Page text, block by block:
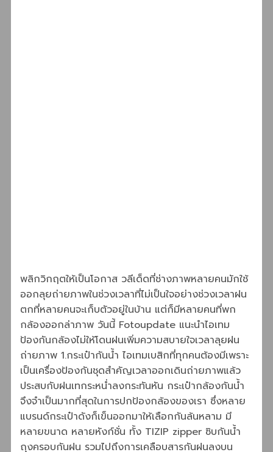
พลิกวิกฤตให้เป็นโอกาส วลีเด็ดที่ช่างภาพหลายคนมักใช้
ออกลุยถ่ายภาพในช่วงเวลาที่ไม่เป็นใจอย่างช่วงเวลาฝน
ตกที่หลายคนจะเก็บตัวอยู่ในบ้าน แต่ก็มีหลายคนที่พก
กล้องออกล่าภาพ วันนี้ Fotoupdate แนะนำไอเทม
ป้องกันกล้องไม่ให้โดนฝนเพิ่มความสบายใจเวลาลุยฝน
ถ่ายภาพ 1.กระเป๋ากันน้ำ ไอเทมเบสิกที่ทุกคนต้องมีเพราะ
เป็นเครื่องป้องกันชุดสำคัญเวลาออกเดินถ่ายภาพแล้ว
ประสบกับฝนเทกระหน่ำลงกระทันหัน กระเป๋ากล้องกันน้ำ
จึงจำเป็นมากที่สุดในการปกป้องกล้องของเรา ซึ่งหลาย
แบรนด์กระเป๋าดังก็เข็นออกมาให้เลือกกันล้นหลาม มี
หลายขนาด หลายหังก์ชั่น ทั้ง TIZIP zipper ซิบกันน้ำ
ถุงครอบกันฝน รวมไปถึงการเคลือบสารกันฝนลงบน